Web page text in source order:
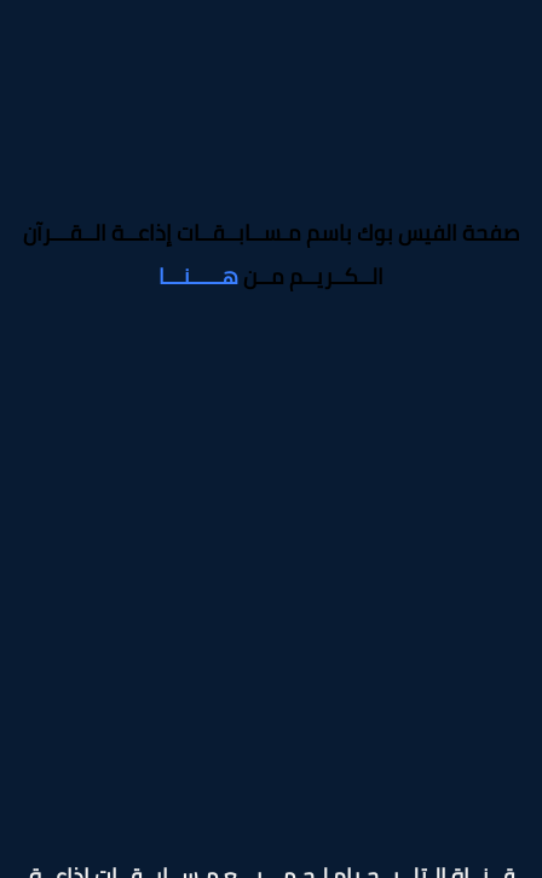
صفحة الفيس بوك باسم مـســابــقــات إذاعــة الــقـــرآن
الــكــريــم مــنهـــــنـــا